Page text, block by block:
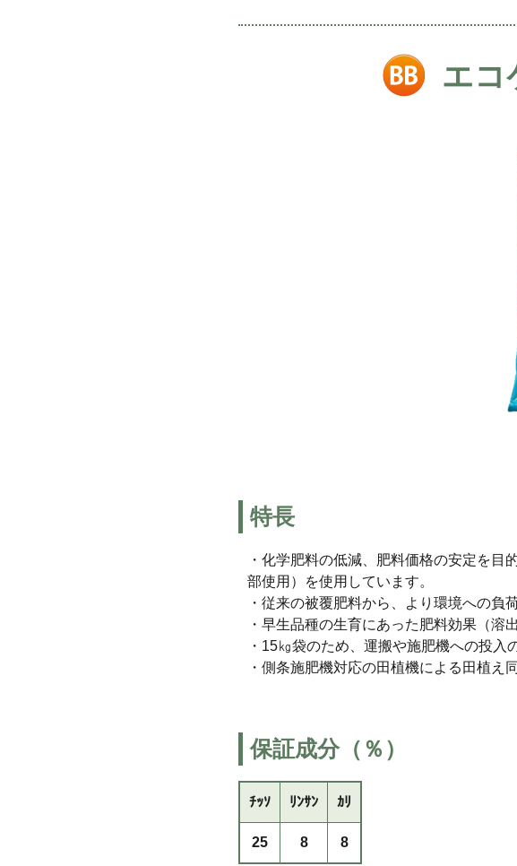
エコ
特長
・化学肥料の低減、肥料価格の安定を
部使用）を使用しています。
・従来の被覆肥料から、より環境への負
・早生品種の生育にあった肥料効果（溶
・15㎏袋のため、運搬や施肥機への投入
・側条施肥機対応の田植機による田植え
保証成分（％）
ﾁｯｿ ﾘﾝｻﾝ ｶﾘ
25 8 8